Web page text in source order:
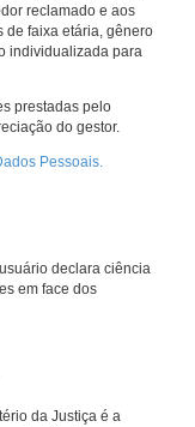
reclamado e aos
de faixa etária, gênero
individualizada para
prestadas pelo
do gestor.
Pessoais.
declara ciência
em face dos
da Justiça é a